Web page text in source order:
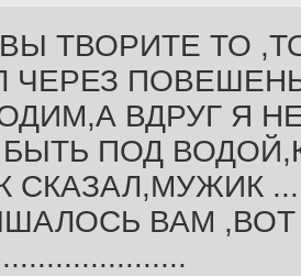
ТВОРИТЕ ТО
ВДРУГ Я
ПОД
СКАЗАЛ,МУЖИК
ВАМ ,ВОТ